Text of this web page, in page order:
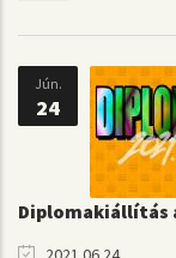
Jún.
24
Diplomakiállítás